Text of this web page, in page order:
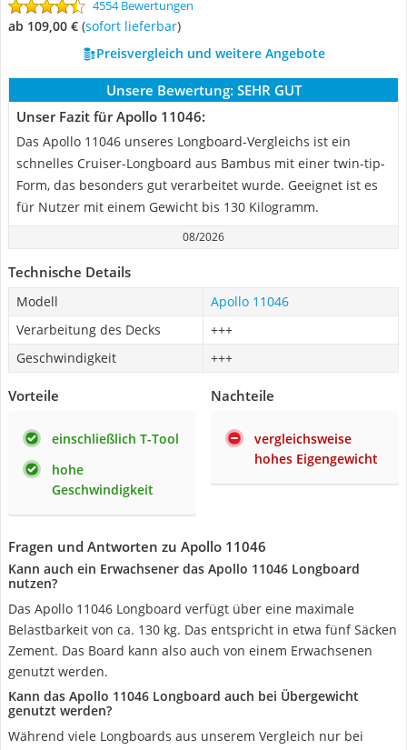
4554 Bewertungen
ab 109,00 € ( Sofort lieferbar)
Preisvergleich und weitere Angebote
Unsere Bewertung: SEHR GUT
Unser Fazit für Apollo 11046:
Das Apollo 11046 unseres Longboard-Vergleichs ist ein
schnelles Cruiser-Longboard aus Bambus mit einer twin-tip-
Form, das besonders gut verarbeitet wurde. Geeignet ist es
für Nutzer mit einem Gewicht bis 130 Kilogramm.
08/2026
Technische Details
Modell
Apollo 11046
Verarbeitung des Decks
+++
Geschwindigkeit
+++
Vorteile
einschließlich T-Tool
hohe
Geschwindigkeit
Nachteile
vergleichsweise
hohes Eigengewicht
Fragen und Antworten zu Apollo 11046
Kann auch ein Erwachsener das Apollo 11046 Longboard
nutzen?
Das Apollo 11046 Longboard verfügt über eine maximale
Belastbarkeit von ca. 130 kg. Das entspricht in etwa fünf Säcken
Zement. Das Board kann also auch von einem Erwachsenen
genutzt werden.
Kann das Apollo 11046 Longboard auch bei Übergewicht
genutzt werden?
Während viele Longboards aus unserem Vergleich nur bei